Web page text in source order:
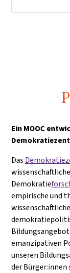
Ein MOOC
Das
Demokratie
empirische und
emanzipativen
unseren
der